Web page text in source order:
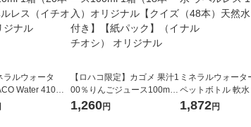
ラルウォータ
Water 410ml
）ラベルレス
【ロハコ限定】カゴメ 果汁1
00％りんごジュース100ml 1
箱（18本入）オリジナル
1,260円
ミネラルウォータ
ペットボトル 軟
ス 1セット（48本
1,872円